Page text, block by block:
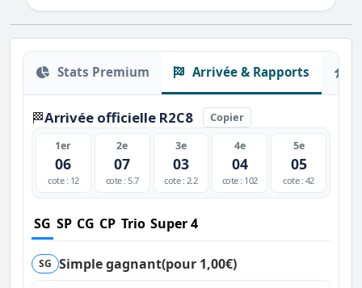
Stats Premium Arrivée & Rapports
🏁Arrivée officielle R2C8 Copier
1er
06
cote : 12
2e
07
cote : 5.7
3e
03
cote : 2.2
4e
04
cote : 102
5e
05
cote : 42
SG SP CG CP Trio Super 4
SG Simple gagnant(pour 1,00€)